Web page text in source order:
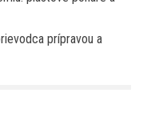
prípravou a